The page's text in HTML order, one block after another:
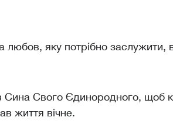
яку потрібно заслужити,
Сина Свого Єдинородного, щоб
життя вічне.